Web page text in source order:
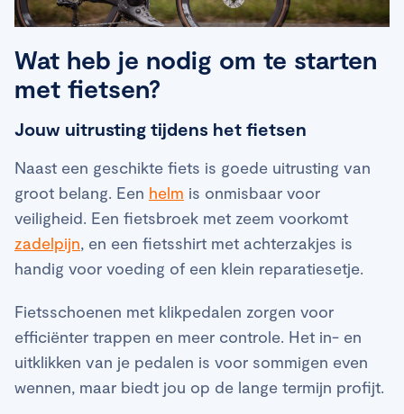
Wat heb je nodig om te starten
met fietsen?
Jouw uitrusting tijdens het fietsen
Naast een geschikte fiets is goede uitrusting van
groot belang. Een helm is onmisbaar voor
veiligheid. Een fietsbroek met zeem voorkomt
zadelpijn, en een fietsshirt met achterzakjes is
handig voor voeding of een klein reparatiesetje.
Fietsschoenen met klikpedalen zorgen voor
efficiënter trappen en meer controle. Het in- en
uitklikken van je pedalen is voor sommigen even
wennen, maar biedt jou op de lange termijn profijt.